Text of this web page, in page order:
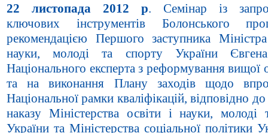
22 листопада 2012 р. Семінар із
ключових інструментів Болонського
рекомендацією Першого заступника
науки, молоді та спорту України
Національного експерта з реформування вищої
та на виконання Плану заходів щодо
Національної рамки кваліфікацій, відповідно
наказу Міністерства освіти і науки, молоді
України та Міністерства соціальної політики